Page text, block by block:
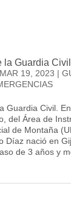
la Guardia Civil
MAR 19, 2023 |
Guardia Civil.
del Área de
de Montaña
Díaz nació en
de 3 años y